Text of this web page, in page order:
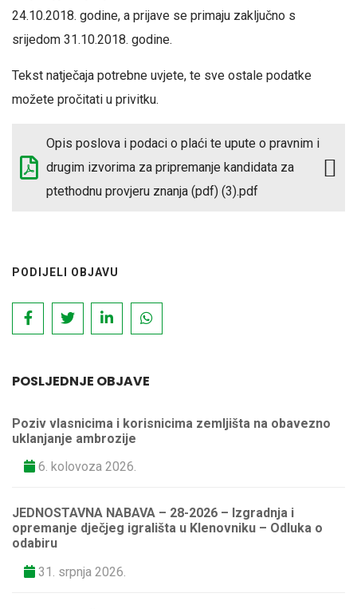
24.10.2018. godine, a prijave se primaju zaključno s
srijedom 31.10.2018. godine.
Tekst natječaja potrebne uvjete, te sve ostale podatke
možete pročitati u privitku.
Opis poslova i podaci o plaći te upute o pravnim i
drugim izvorima za pripremanje kandidata za
ptethodnu provjeru znanja (pdf) (3).pdf
PODIJELI OBJAVU
POSLJEDNJE OBJAVE
Poziv vlasnicima i korisnicima zemljišta na obavezno
uklanjanje ambrozije
6. kolovoza 2026.
JEDNOSTAVNA NABAVA – 28-2026 – Izgradnja i
opremanje dječjeg igrališta u Klenovniku – Odluka o
odabiru
31. srpnja 2026.